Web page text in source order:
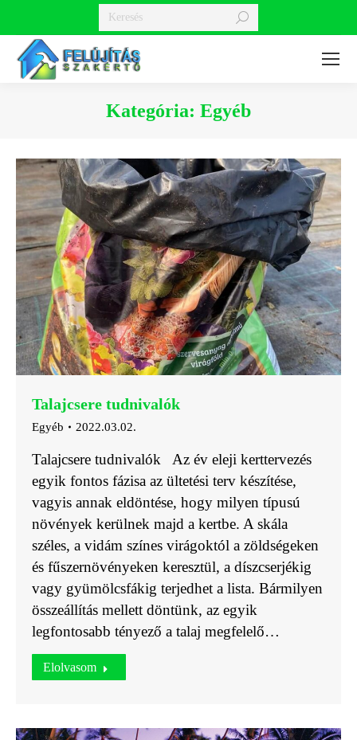
Search:
Kategória: Egyéb
Talajcsere tudnivalók
Egyéb 2022.03.02.
Talajcsere tudnivalók Az év eleji kerttervezés
egyik fontos fázisa az ültetési terv készítése,
vagyis annak eldöntése, hogy milyen típusú
növények kerülnek majd a kertbe. A skála
széles, a vidám színes virágoktól a zöldségeken
és fűszernövényeken keresztül, a díszcserjékig
vagy gyümölcsfákig terjedhet a lista. Bármilyen
összeállítás mellett döntünk, az egyik
legfontosabb tényező a talaj megfelelő…
Elolvasom